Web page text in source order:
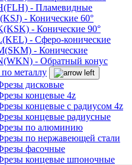
- Пламевидные
- Конические 60°
- Конические 90°
- Сферо-конические
- Конические
- Обратный конус
металлу
дисковые
концевые 4z
концевые с радиусом 4z
концевые радиусные
по алюминию
по нержавеющей стали
фасочные
концевые шпоночные